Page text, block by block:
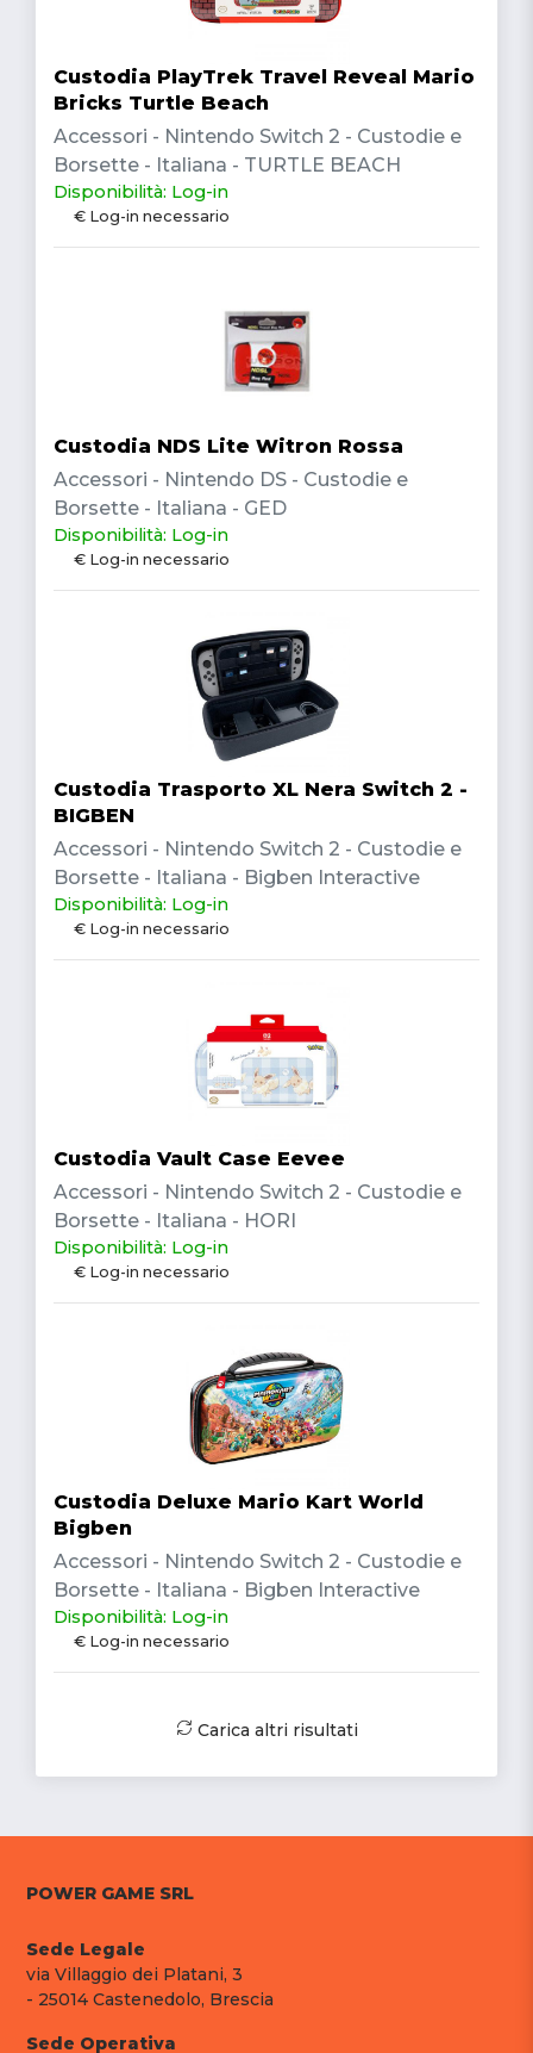
Custodia PlayTrek Travel Reveal Mario
Bricks Turtle Beach
Accessori - Nintendo Switch 2 - Custodie e
Borsette - Italiana - TURTLE BEACH
Disponibilità: Log-in
€ Log-in necessario
Custodia NDS Lite Witron Rossa
Accessori - Nintendo DS - Custodie e
Borsette - Italiana - GED
Disponibilità: Log-in
€ Log-in necessario
Custodia Trasporto XL Nera Switch 2 -
BIGBEN
Accessori - Nintendo Switch 2 - Custodie e
Borsette - Italiana - Bigben Interactive
Disponibilità: Log-in
€ Log-in necessario
Custodia Vault Case Eevee
Accessori - Nintendo Switch 2 - Custodie e
Borsette - Italiana - HORI
Disponibilità: Log-in
€ Log-in necessario
Custodia Deluxe Mario Kart World
Bigben
Accessori - Nintendo Switch 2 - Custodie e
Borsette - Italiana - Bigben Interactive
Disponibilità: Log-in
€ Log-in necessario
Carica altri risultati
POWER GAME SRL
Sede Legale
via Villaggio dei Platani, 3
- 25014 Castenedolo, Brescia
Sede Operativa